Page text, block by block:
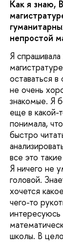
Как я знаю,
непростой
Я
оставаться
не очень
знакомые. Я
еще в какой-
понимала,
быстро
все это
Я ничего не
головой.
хочется
чего-то
школы. В